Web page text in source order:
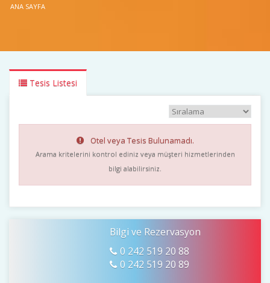
ANA SAYFA
Tesis Listesi
Otel veya Tesis Bulunamadı.
Arama kritelerini kontrol ediniz veya müşteri hizmetlerinden
bilgi alabilirsiniz.
Bilgi ve Rezervasyon
0 242 519 20 88
0 242 519 20 89